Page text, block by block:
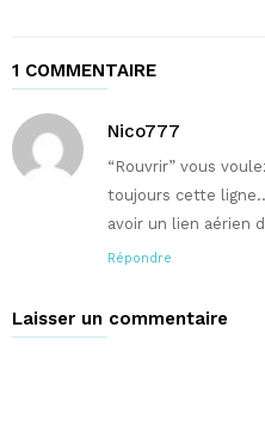
1 COMMENTAIRE
Nico777
“Rouvrir” vous
toujours cette
avoir un lien aérien
Répondre
Laisser un commentaire